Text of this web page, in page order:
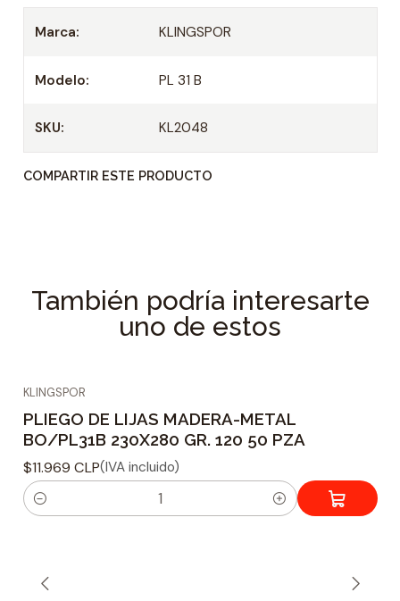
Marca: KLINGSPOR
Modelo: PL 31 B
SKU: KL2048
COMPARTIR ESTE PRODUCTO
También podría interesarte
uno de estos
KLINGSPOR
PLIEGO DE LIJAS MADERA-METAL
BO/PL31B 230X280 GR. 120 50 PZA
$11.969 CLP(IVA incluido)
C